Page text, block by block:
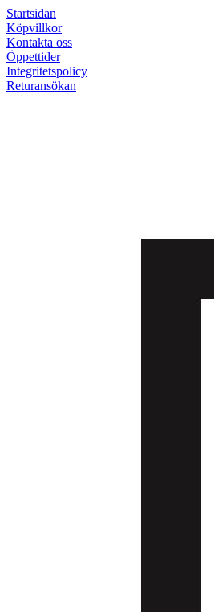
Startsidan
Köpvillkor
Kontakta oss
Öppettider
Integritetspolicy
Returansökan